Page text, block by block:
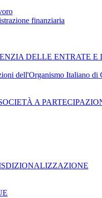
finanziaria
DELLE ENTRATE
dell'Organismo Italiano di
A